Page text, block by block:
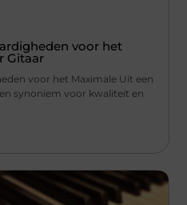
voor het
Gitaar
voor het Maximale Uit een
synoniem voor kwaliteit en